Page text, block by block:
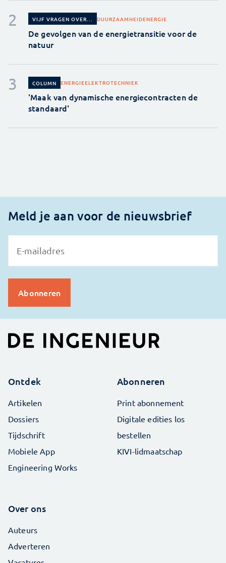
VIJF VRAGEN OVER... DUURZAAMHEIDENERGIE
De gevolgen van de energietransitie voor de
natuur
COLUMN ENERGIEELEKTROTECHNIEK
'Maak van dynamische energiecontracten de
standaard'
Meld je aan voor de nieuwsbrief
Ontdek
Artikelen
Dossiers
Tijdschrift
Mobiele App
Engineering Works
Abonneren
Print abonnement
Digitale edities los
bestellen
KIVI-lidmaatschap
Over ons
Auteurs
Adverteren